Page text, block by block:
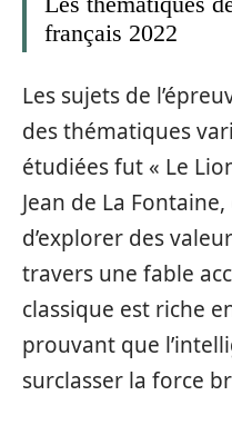
français 2022
Les sujets de
des thématiques
étudiées fut « Le
Jean de La
d’explorer des
travers une fable
classique est riche
prouvant que
surclasser la force